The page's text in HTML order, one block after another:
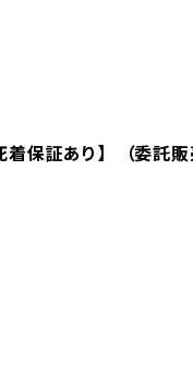
保証あり】 （委託販